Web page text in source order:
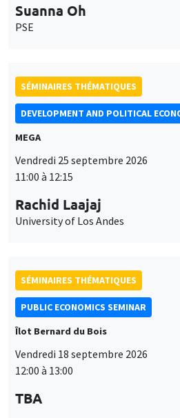
Suanna Oh
PSE
SÉMINAIRES THÉMATIQUES
DEVELOPMENT AND POLITICAL
MEGA
Vendredi 25 septembre 2026
11:00 à 12:15
Rachid Laajaj
University of Los Andes
SÉMINAIRES THÉMATIQUES
PUBLIC ECONOMICS SEMINAR
Îlot Bernard du Bois
Vendredi 18 septembre 2026
12:00 à 13:00
TBA